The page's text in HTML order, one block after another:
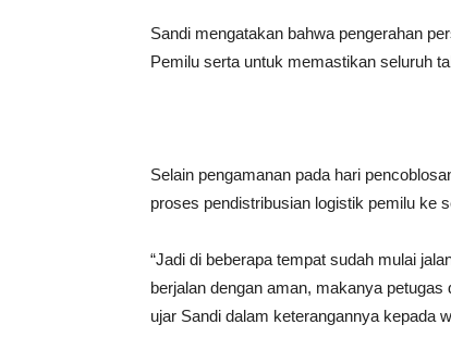
Sandi mengatakan bahwa pengerahan
Pemilu serta untuk memastikan seluruh
Selain pengamanan pada hari
proses pendistribusian logistik pemilu ke
“Jadi di beberapa tempat sudah mulai
berjalan dengan aman, makanya
ujar Sandi dalam keterangannya kepada